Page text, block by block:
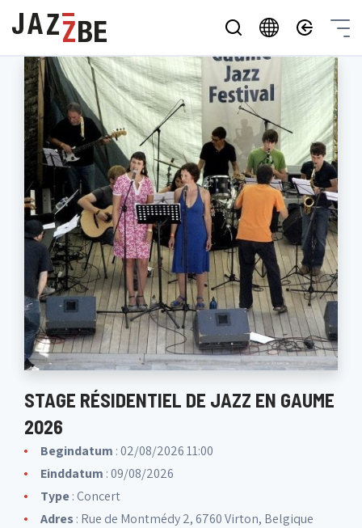
STAGE RÉSIDENTIEL DE JAZZ EN GAUME
2026
Begindatum : 02/08/2026 11:00
Einddatum : 09/08/2026
Type: Concert
Adres: Rue de Montmédy 2, 6760 Virton, Belgique